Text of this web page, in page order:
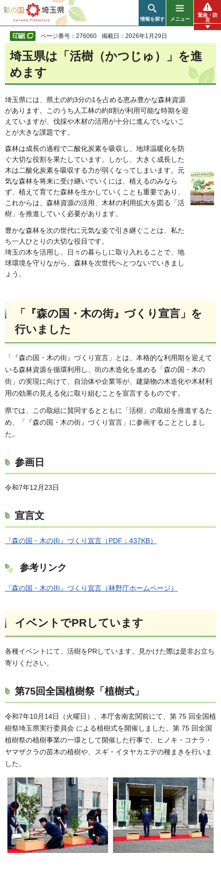
彩の国 埼玉県
情報を探す メニュー
緊急・防
災
ページ番号：276060 掲載日：2026年1月29日
埼玉県は「活樹（かつじゅ）」を進
めます
埼玉県には、県土の約3分の1を占める恵み豊かな森林資源
があります。このうち人工林の約8割が利用可能な時期を迎
えていますが、伐採や木材の活用が十分に進んでいないこ
とが大きな課題です。
森林は成長の過程で二酸化炭素を吸収し、地球温暖化を防
ぐ大切な役割を果たしています。しかし、大きく成長した
木は二酸化炭素を吸収する力が弱くなってしまいます。元
気な森林を将来に受け継いでいくには、植えるのみなら
ず、植えて育てた森林を生かしていくことも重要であり、
これからは、森林資源の活用、木材の利用拡大を図る「活
樹」を推進していく必要があります。
豊かな森林を次の世代に元気な姿で引き継ぐことは、私た
ち一人ひとりの大切な役目です。
埼玉の木を活用し、日々の暮らしに取り入れることで、地
球環境を守りながら、森林を次世代へとつないでいきまし
ょう。
「『森の国・木の街』づくり宣言」を
行いました
「『森の国・木の街』づくり宣言」とは、本格的な利用期を迎えて
いる森林資源を循環利用し、街の木造化を進める「森の国・木の
街」の実現に向けて、自治体や企業等が、建築物の木造化や木材利
用の効果の見える化に取り組むことを宣言するものです。
県では、この取組に賛同するとともに「活樹」の取組を推進するた
め、「『森の国・木の街』づくり宣言」に参画することとしまし
た。
参画日
令和7年12月23日
宣言文
『森の国・木の街』づくり宣言（PDF：437KB）
参考リンク
『森の国・木の街』づくり宣言（林野庁ホームページ）
イベントでPRしています
各種イベントにて、活樹をPRしています。見かけた際は是非お立ち
寄りください。
第75回全国植樹祭「植樹式」
令和7年10月14日（火曜日）、本庁舎南玄関前にて、第 75 回全国植
樹祭埼玉県実行委員会 による植樹式を開催しました。第 75 回全国
植樹祭の植樹事業の一環として開催した行事で、ヒノキ・コナラ・
ヤマザクラの苗木の植樹や、スギ・イタヤカエデの種まきを行いま
した。